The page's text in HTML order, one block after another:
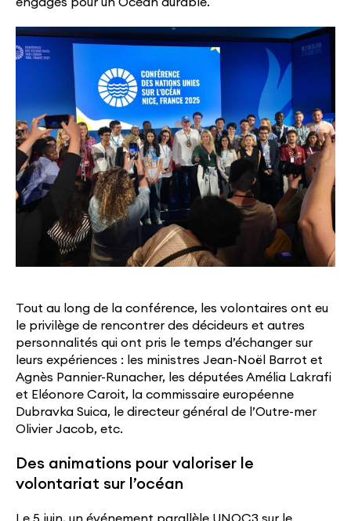
Tout au long de la conférence, les volontaires ont eu
le privilège de rencontrer des décideurs et autres
personnalités qui ont pris le temps d’échanger sur
leurs expériences : les ministres Jean-Noël Barrot et
Agnès Pannier-Runacher, les députées Amélia Lakrafi
et Eléonore Caroit, la commissaire européenne
Dubravka Suica, le directeur général de l’Outre-mer
Olivier Jacob, etc.
Des animations pour valoriser le
volontariat sur l’océan
Le 5 juin, un événement parallèle UNOC3 sur le